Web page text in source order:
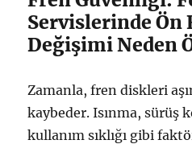
Servislerinde Ön
Değişimi Neden
Zamanla, fren diskleri
kaybeder. Isınma, sürüş
kullanım sıklığı gibi